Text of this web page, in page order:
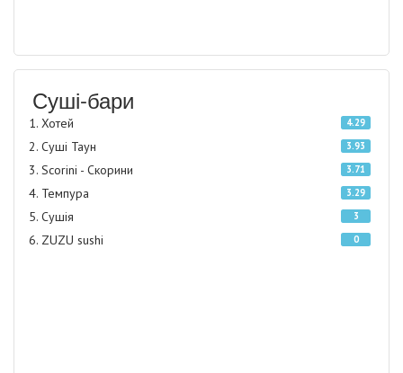
Суші-бари
Хотей 4.29
Суші Таун 3.93
Scorini - Скорини 3.71
Темпура 3.29
Сушія 3
ZUZU sushi 0